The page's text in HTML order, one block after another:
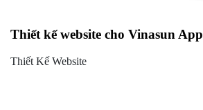
Thiết kế website cho Vinasun App
Thiết Kế Website